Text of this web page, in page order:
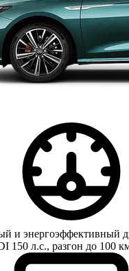
и энергоэффективный
150 л.с., разгон до 100